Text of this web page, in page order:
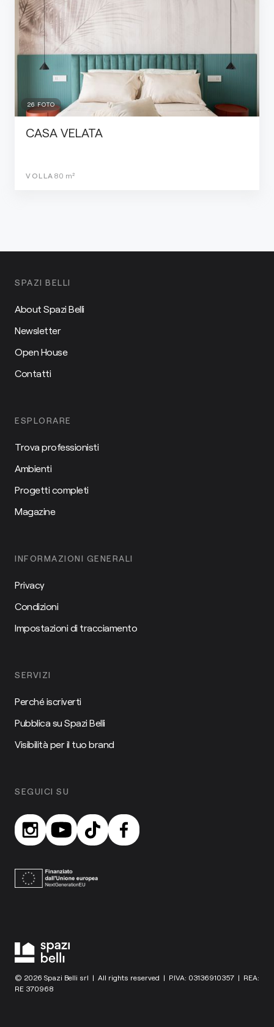
26 FOTO
CASA VELATA
VOLLA 80 m²
SPAZI BELLI
About Spazi Belli
Newsletter
Open House
Contatti
ESPLORARE
Trova professionisti
Ambienti
Progetti completi
Magazine
INFORMAZIONI GENERALI
Privacy
Condizioni
Impostazioni di tracciamento
SERVIZI
Perché iscriverti
Pubblica su Spazi Belli
Visibilità per il tuo brand
SEGUICI SU
© 2026 Spazi Belli srl | All rights reserved | P.IVA: 03136910357 | REA:
RE 370968